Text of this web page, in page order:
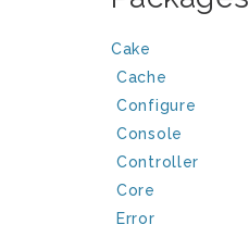
Cake
Cache
Configure
Console
Controller
Core
Error